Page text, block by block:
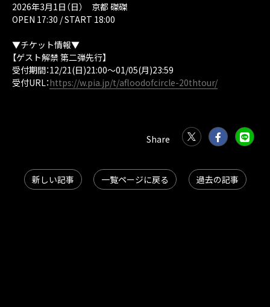
2026年3月1日（日） 京都 磔磔
OPEN 17:30 / START 18:00
▼チケット情報▼
【ゲスト解禁 第二弾先行】
受付期間：12/21(日)21:00～01/05(月)23:59
受付URL：https://w.pia.jp/t/afloodofcircle-20thtour/
新しい記事 一覧ページに戻る 過去の記事